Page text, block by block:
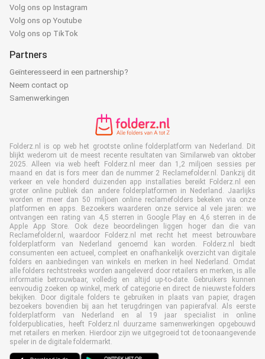
Volg ons op Instagram
Volg ons op Youtube
Volg ons op TikTok
Partners
Geïnteresseerd in een partnership?
Neem contact op
Samenwerkingen
Folderz.nl is op web het grootste online folderplatform van Nederland. Dit
blijkt wederom uit de meest recente resultaten van Similarweb van oktober
2025. Alleen via web heeft Folderz.nl meer dan 1,2 miljoen sessies per
maand en dat is fors meer dan de nummer 2 Reclamefolder.nl. Dankzij dit
verkeer en vele honderd duizenden app installaties bereikt Folderz.nl een
groter online publiek dan andere folderplatformen in Nederland. Jaarlijks
worden er meer dan 50 miljoen online reclamefolders bekeken via onze
platformen en apps. Bezoekers waarderen onze service al vele jaren: we
ontvangen een rating van 4,5 sterren in Google Play en 4,6 sterren in de
Apple App Store. Ook deze beoordelingen liggen hoger dan die van
Reclamefolder.nl, waardoor Folderz.nl met recht het meest betrouwbare
folderplatform van Nederland genoemd kan worden. Folderz.nl biedt
consumenten een actueel, compleet en onafhankelijk overzicht van digitale
folders en aanbiedingen van winkels en merken in heel Nederland. Omdat
alle folders rechtstreeks worden aangeleverd door retailers en merken, is alle
informatie betrouwbaar, volledig en altijd up-to-date. Gebruikers kunnen
eenvoudig zoeken op winkel, merk of categorie en direct de nieuwste folders
bekijken. Door digitale folders te gebruiken in plaats van papier, dragen
bezoekers bovendien bij aan het terugdringen van papierafval. Als eerste
folderplatform van Nederland en al 19 jaar specialist in online
folderpublicaties, heeft Folderz.nl duurzame samenwerkingen opgebouwd
met retailers en merken. Hierdoor zijn we uitgegroeid tot de toonaangevende
speler in de digitale foldermarkt.